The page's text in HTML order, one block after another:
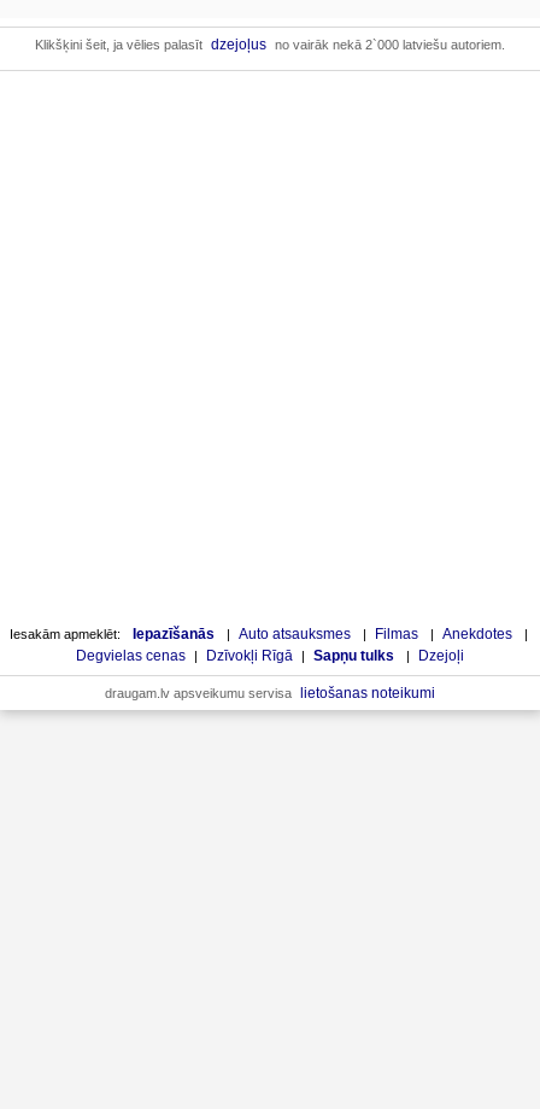
Klikšķini šeit, ja vēlies palasīt dzejoļus no vairāk nekā 2`000 latviešu autoriem.
Iesakām apmeklēt: Iepazīšanās | Auto atsauksmes | Filmas | Anekdotes |
Degvielas cenas | Dzīvokļi Rīgā | Sapņu tulks | Dzejoļi
draugam.lv apsveikumu servisa lietošanas noteikumi